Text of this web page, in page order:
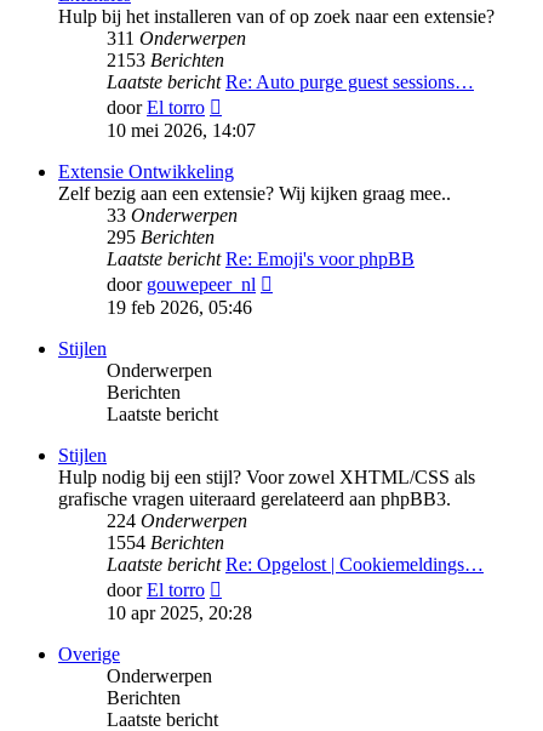
Hulp bij het installeren van of op zoek naar een extensie?
311 Onderwerpen
2153 Berichten
Laatste bericht Re: Auto purge guest sessions…
doorEl torro
laatste
10 mei 2026, 14:07
Extensie Ontwikkeling
Zelf bezig aan een extensie? Wij kijken graag mee..
33 Onderwerpen
295 Berichten
Laatste bericht Re: Emoji's voor phpBB
door gouwepeer_nl
19 feb 2026, 05:46
Stijlen
Onderwerpen
Berichten
Laatste bericht
Stijlen
Hulp nodig bij een stijl? Voor zowel XHTML/CSS als
grafische vragen uiteraard gerelateerd aan phpBB3.
224 Onderwerpen
1554 Berichten
Laatste bericht Re: Opgelost | Cookiemeldings…
doorEl torro
laatste
10 apr 2025, 20:28
Overige
Onderwerpen
Berichten
Laatste bericht